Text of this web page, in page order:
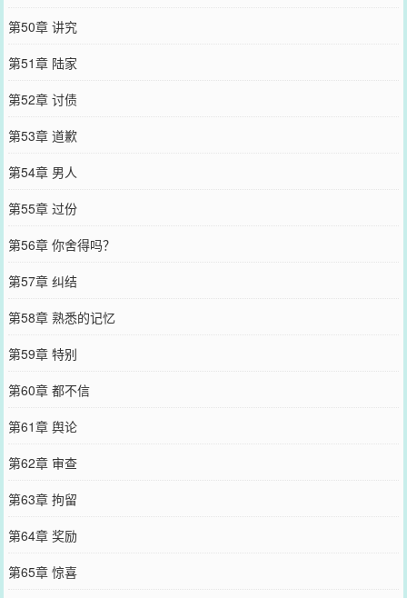
第50章 讲究
第51章 陆家
第52章 讨债
第53章 道歉
第54章 男人
第55章 过份
第56章 你舍得吗？
第57章 纠结
第58章 熟悉的记忆
第59章 特别
第60章 都不信
第61章 舆论
第62章 审查
第63章 拘留
第64章 奖励
第65章 惊喜